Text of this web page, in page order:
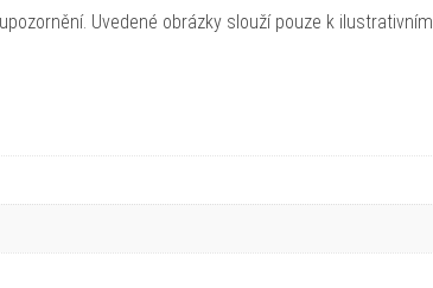
Uvedené obrázky slouží pouze k ilustrativním